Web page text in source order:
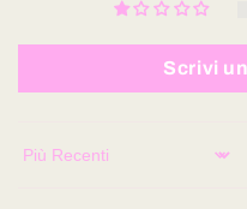
Scrivi
Sort by